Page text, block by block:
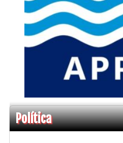
Política